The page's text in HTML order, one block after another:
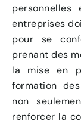
entreprises
pour se
prenant des
la mise en
formation
non
renforcer la